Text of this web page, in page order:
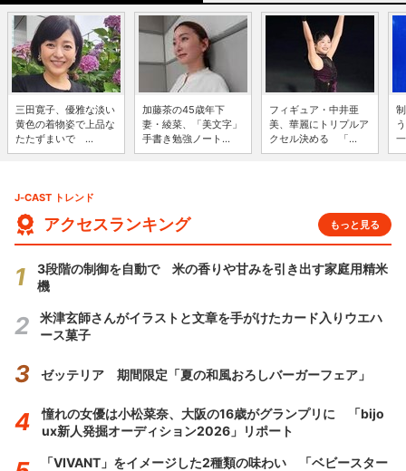
三田寛子、優雅な淡い
黄色の着物姿で上品な
たたずまいで ...
加藤茶の45歳年下
妻・綾菜、「美文字」
手書き勉強ノート...
フィギュア・中井亜
美、華麗にトリプルア
クセル決める 「...
J-CAST トレンド
アクセスランキング もっと見る
3段階の制御を自動で 米の香りや甘みを引き出す家庭用精米
機
米津玄師さんがイラストと文章を手がけたカード入りウエハ
ース菓子
ゼッテリア 期間限定「夏の和風おろしバーガーフェア」
憧れの女優は小松菜奈、大阪の16歳がグランプリに 「bijo
ux新人発掘オーディション2026」リポート
「VIVANT」をイメージした2種類の味わい 「ベビースター